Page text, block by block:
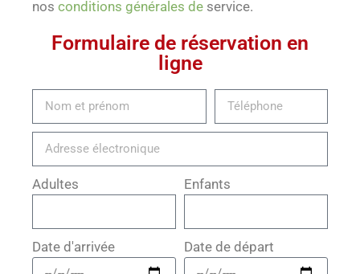
nos conditions générales de service.
Formulaire de réservation en
ligne
Adultes Enfants
Date d'arrivée Date de départ